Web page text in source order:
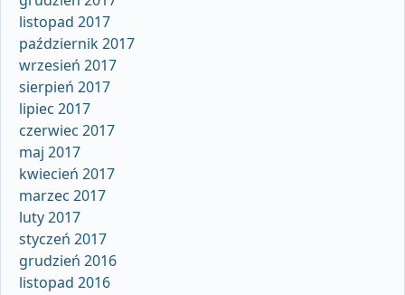
listopad 2017
październik 2017
wrzesień 2017
sierpień 2017
lipiec 2017
czerwiec 2017
maj 2017
kwiecień 2017
marzec 2017
luty 2017
styczeń 2017
grudzień 2016
listopad 2016